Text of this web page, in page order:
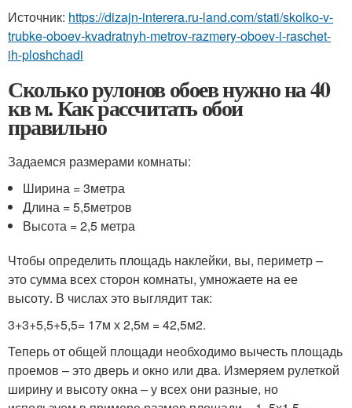
Источник: https://dizajn-interera.ru-land.com/stati/skolko-v-
trubke-oboev-kvadratnyh-metrov-razmery-oboev-i-raschet-
ih-ploshchadi
Сколько рулонов обоев нужно на 40
кв м. Как рассчитать обои
правильно
Задаемся размерами комнаты:
Ширина = 3метра
Длина = 5,5метров
Высота = 2,5 метра
Чтобы определить площадь наклейки, вы, периметр –
это сумма всех сторон комнаты, умножаете на ее
высоту. В числах это выглядит так:
3+3+5,5+5,5= 17м х 2,5м = 42,5м2.
Теперь от общей площади необходимо вычесть площадь
проемов – это дверь и окно или два. Измеряем рулеткой
ширину и высоту окна – у всех они разные, но